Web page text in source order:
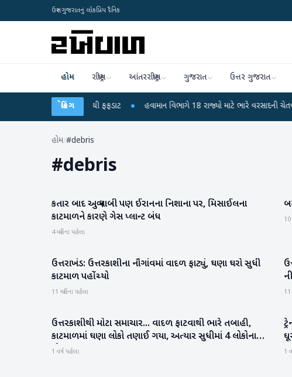
ઉત્તર ગુજરાતનું લોકપ્રિય દૈનિક
હોમ રાષ્ટ્રીય આંતરરાષ્ટ્રીય ગુજરાત ઉત્તર ગુજરાત
બ્રેકિંગ
6 બાળકોના મોતથી ફફડાટ ● હવામાન વિભાગે 18 રાજ્યો માટે ભારે વરસાદની ચેતવણી જારી
હોમ/#debris
#debris
આંતરરાષ્ટ્રીય
કતાર બાદ અબુ ધાબી પણ ઈરાનના નિશાના પર, મિસાઈલના
કાટમાળને કારણે ગેસ પ્લાન્ટ બંધ
4 મહિના પહેલા
10
રાષ્ટ્રીય
ઉત્તરાખંડ: ઉત્તરકાશીના નૌગાંવમાં વાદળ ફાટ્યું, ઘણા ઘરો સુધી
કાટમાળ પહોંચ્યો
11 મહિના પહેલા 11
રાષ્ટ્રીય
ઉત્તરકાશીથી મોટા સમાચાર... વાદળ ફાટવાથી ભારે તબાહી,
કાટમાળમાં ઘણા લોકો તણાઈ ગયા, અત્યાર સુધીમાં 4 લોકોના
મોત
1 વર્ષ પહેલા 1